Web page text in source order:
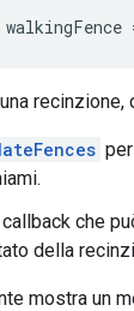
recinzione,
che
della
mostra un